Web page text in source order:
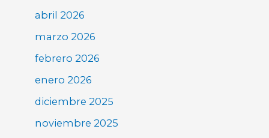
abril 2026
marzo 2026
febrero 2026
enero 2026
diciembre 2025
noviembre 2025